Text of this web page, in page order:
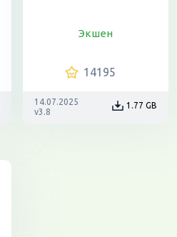
Экшен
14195
14.07.2025
v3.8
1.77 GB